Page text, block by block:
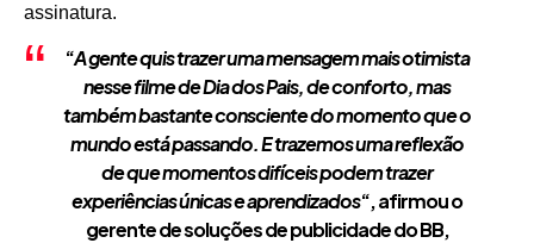
assinatura.
“A gente quis trazer uma mensagem mais otimista
nesse filme de Dia dos Pais, de conforto, mas
também bastante consciente do momento que o
mundo está passando. E trazemos uma reflexão
de que momentos difíceis podem trazer
experiências únicas e aprendizados“, afirmou o
gerente de soluções de publicidade do BB,